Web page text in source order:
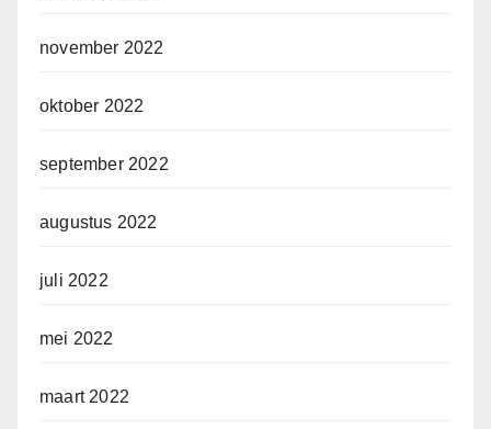
november 2022
oktober 2022
september 2022
augustus 2022
juli 2022
mei 2022
maart 2022